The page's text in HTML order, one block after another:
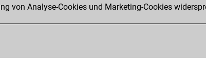
You created your
von Analyse-Cookies und Marketing-Cookies